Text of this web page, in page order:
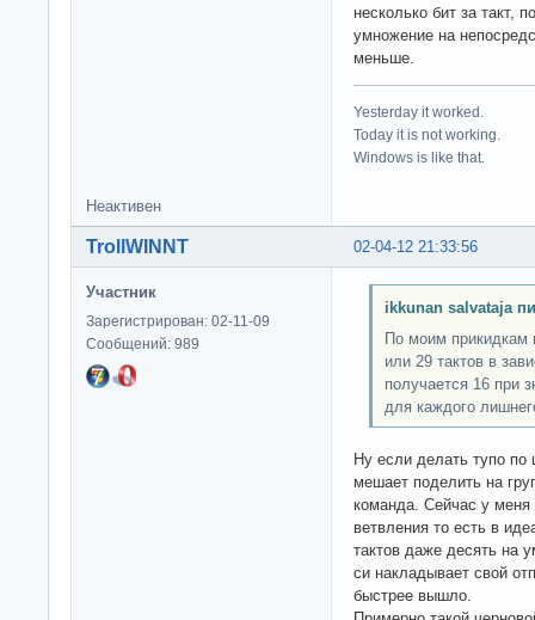
несколько бит за такт,
умножение на
меньше.
Yesterday it worked.
Today it is not working.
Windows is like that.
Неактивен
02-04-12 21:33:56
TrollWINNT
Участник
Зарегистрирован: 02-11-09
Сообщений: 989
ikkunan salvataja
По моим прикидкам
или 29 тактов в
получается 16 при
для каждого
Ну если делать тупо по
мешает поделить на
команда. Сейчас у меня
ветвления то есть в
тактов даже десять на
си накладывает свой
быстрее вышло.